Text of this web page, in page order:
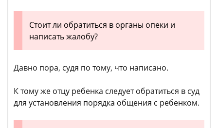
Стоит ли обратиться в органы опеки и
написать жалобу?
Давно пора, судя по тому, что написано.
К тому же отцу ребенка следует обратиться в суд
для установления порядка общения с ребенком.